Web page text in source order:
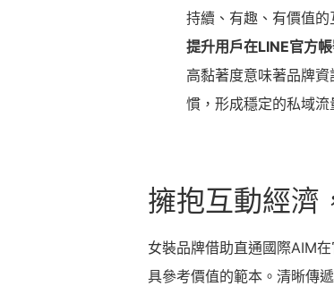
持續、有趣、有價值
提升用戶在LINE官方
高黏著度意味著品牌
慣，形成穩定的私域流
擁抱互動經濟
女裝品牌借助直通國際AIM
具參考價值的範本。清晰傳